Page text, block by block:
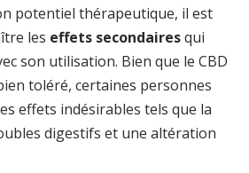
potentiel thérapeutique, il est
les effets secondairesqui
son utilisation. Bien que le CBD
toléré, certaines personnes
effets indésirables tels que la
digestifs et une altération